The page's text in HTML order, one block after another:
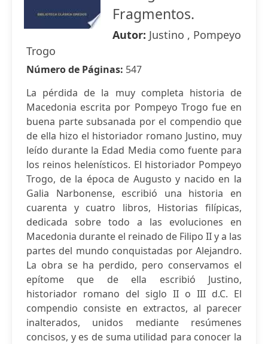
Fragmentos.
Autor: Justino , Pompeyo
Trogo
Número de Páginas: 547
La pérdida de la muy completa historia de
Macedonia escrita por Pompeyo Trogo fue en
buena parte subsanada por el compendio que
de ella hizo el historiador romano Justino, muy
leído durante la Edad Media como fuente para
los reinos helenísticos. El historiador Pompeyo
Trogo, de la época de Augusto y nacido en la
Galia Narbonense, escribió una historia en
cuarenta y cuatro libros, Historias filípicas,
dedicada sobre todo a las evoluciones en
Macedonia durante el reinado de Filipo II y a las
partes del mundo conquistadas por Alejandro.
La obra se ha perdido, pero conservamos el
epítome que de ella escribió Justino,
historiador romano del siglo II o III d.C. El
compendio consiste en extractos, al parecer
inalterados, unidos mediante resúmenes
concisos, y es de suma utilidad para conocer la